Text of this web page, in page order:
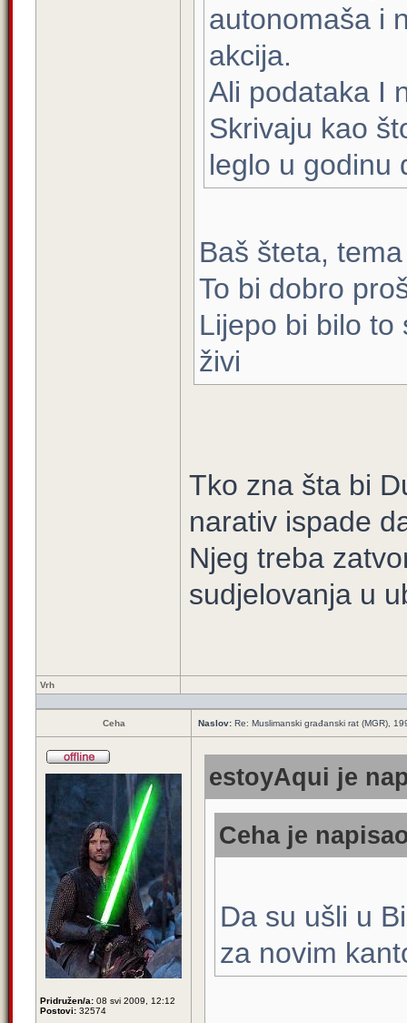
autonomaša i
akcija.
Ali podataka I
Skrivaju kao
leglo u godinu
Baš šteta,
To bi dobro
Lijepo bi bilo to
živi
Tko zna šta bi
narativ ispade
Njeg treba
sudjelovanja u
Vrh
Ceha Naslov: Re: Muslimanski građanski rat (MGR),
Pridružen/a: 08 svi 2009, 12:12
Postovi: 32574
estoyAqui je
Ceha je
Da su ušli u
za novim